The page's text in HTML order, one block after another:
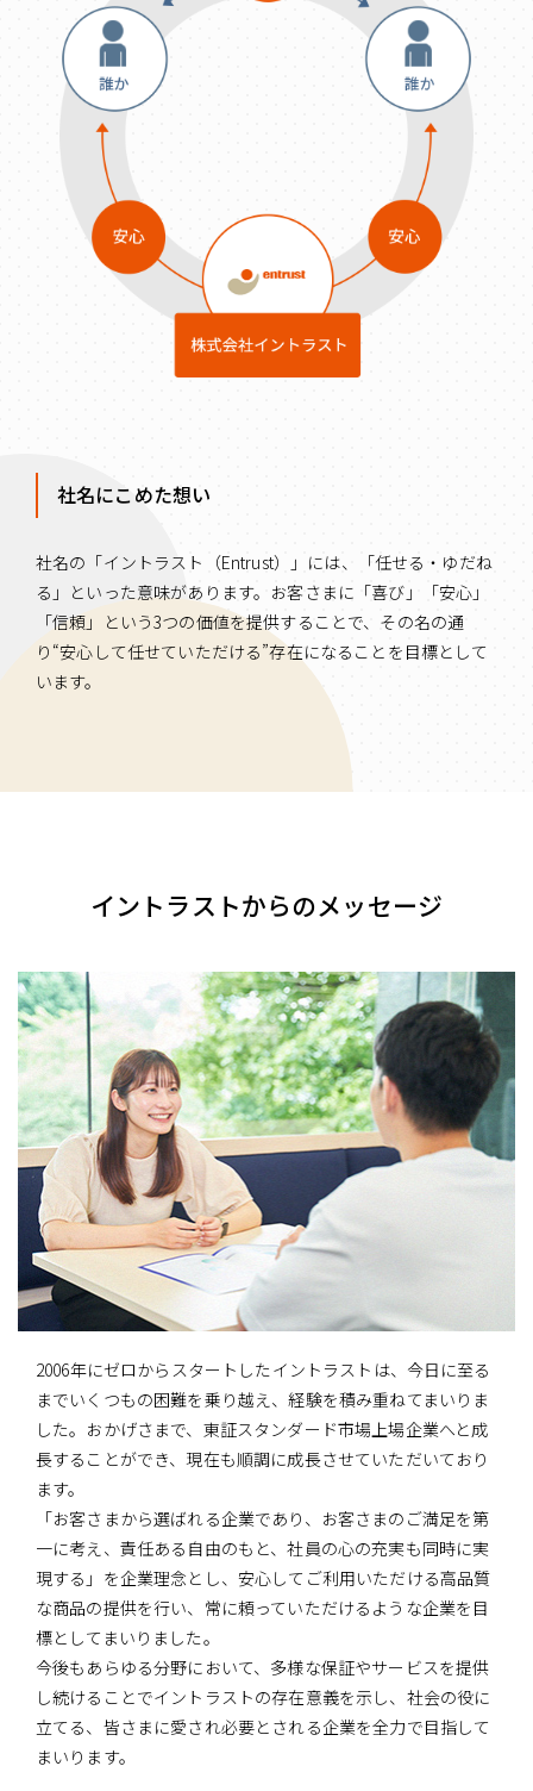
社名にこめた想い
社名の「イントラスト（Entrust）」には、「任せる・ゆだね
る」といった意味があります。お客さまに「喜び」「安心」
「信頼」という3つの価値を提供することで、その名の通
り“安心して任せていただける”存在になることを目標として
います。
イントラストからのメッセージ
2006年にゼロからスタートしたイントラストは、今日に至る
までいくつもの困難を乗り越え、経験を積み重ねてまいりま
した。おかげさまで、東証スタンダード市場上場企業へと成
長することができ、現在も順調に成長させていただいており
ます。
「お客さまから選ばれる企業であり、お客さまのご満足を第
一に考え、責任ある自由のもと、社員の心の充実も同時に実
現する」を企業理念とし、安心してご利用いただける高品質
な商品の提供を行い、常に頼っていただけるような企業を目
標としてまいりました。
今後もあらゆる分野において、多様な保証やサービスを提供
し続けることでイントラストの存在意義を示し、社会の役に
立てる、皆さまに愛され必要とされる企業を全力で目指して
まいります。